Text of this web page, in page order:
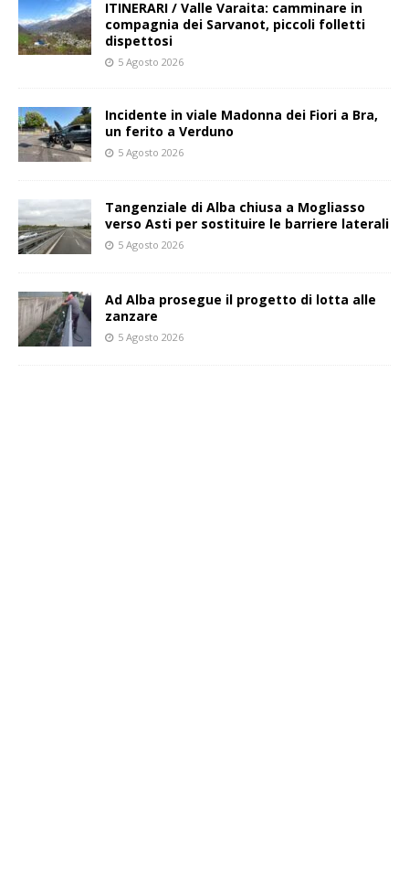
ITINERARI / Valle Varaita: camminare in
compagnia dei Sarvanot, piccoli folletti
dispettosi
5 Agosto 2026
Incidente in viale Madonna dei Fiori a Bra,
un ferito a Verduno
5 Agosto 2026
Tangenziale di Alba chiusa a Mogliasso
verso Asti per sostituire le barriere laterali
5 Agosto 2026
Ad Alba prosegue il progetto di lotta alle
zanzare
5 Agosto 2026